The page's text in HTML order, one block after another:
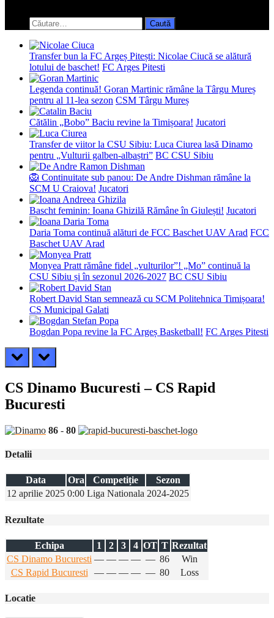
search
form
Caută
după:
Transfer bun la FC Argeș Pitești: Nicolae Ciucă se alătură
lotului de baschet! FC Arges Pitesti
Legenda continuă! Goran Martinic rămâne la Târgu Mureș
pentru al 11-lea sezon CSM Târgu Mureș
Cătălin „Bobo” Baciu revine la Timișoara! Jucatori
Transfer de viitor la CSU Sibiu: Luca Ciurea lasă Dinamo
pentru „Vulturii galben-albaștri” BC CSU Sibiu
🦁 Continuitate sub panou: De Andre Dishman rămâne la
SCM U Craiova! Jucatori
Bascht feminin: Ioana Ghizilă Rămâne în Giulești! Jucatori
Daria Toma continuă alături de FCC Baschet UAV Arad FCC
Baschet UAV Arad
Monyea Pratt rămâne fidel „vulturilor”! „Mo” continuă la
CSU Sibiu și în sezonul 2026-2027 BC CSU Sibiu
Robert David Stan semnează cu SCM Politehnica Timișoara!
CS Municipal Galati
Bogdan Popa revine la FC Argeș Basketball! FC Arges Pitesti
prev next
CS Dinamo Bucuresti – CS Rapid
Bucuresti
86 - 80
Detalii
Data Ora Competiție
Sezon
12 aprilie 2025 0:00 Liga Nationala 2024-2025
Rezultate
Echipa 1 2 3 4 OT T Rezultat
CS Dinamo Bucuresti — — — — — 86
Win
CS Rapid Bucuresti
— — — — — 80 Loss
Locatie